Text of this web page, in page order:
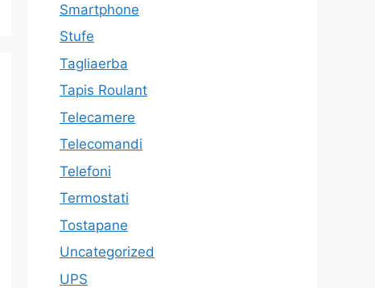
Smartphone
Stufe
Tagliaerba
Tapis Roulant
Telecamere
Telecomandi
Telefoni
Termostati
Tostapane
Uncategorized
UPS